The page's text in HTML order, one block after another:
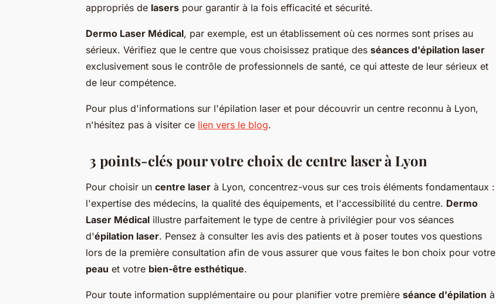
appropriés de lasers pour garantir à la fois efficacité et sécurité.
Dermo Laser Médical, par exemple, est un établissement où ces normes sont prises au
sérieux. Vérifiez que le centre que vous choisissez pratique des séances d'épilation laser
exclusivement sous le contrôle de professionnels de santé, ce qui atteste de leur sérieux et
de leur compétence.
Pour plus d'informations sur l'épilation laser et pour découvrir un centre reconnu à Lyon,
n'hésitez pas à visiter ce lien vers le blog.
3 points-clés pour votre choix de centre laser à Lyon
Pour choisir un centre laser à Lyon, concentrez-vous sur ces trois éléments fondamentaux :
l'expertise des médecins, la qualité des équipements, et l'accessibilité du centre. Dermo
Laser Médical illustre parfaitement le type de centre à privilégier pour vos séances
d'épilation laser. Pensez à consulter les avis des patients et à poser toutes vos questions
lors de la première consultation afin de vous assurer que vous faites le bon choix pour votre
peau et votre bien-être esthétique.
Pour toute information supplémentaire ou pour planifier votre première séance d'épilation à